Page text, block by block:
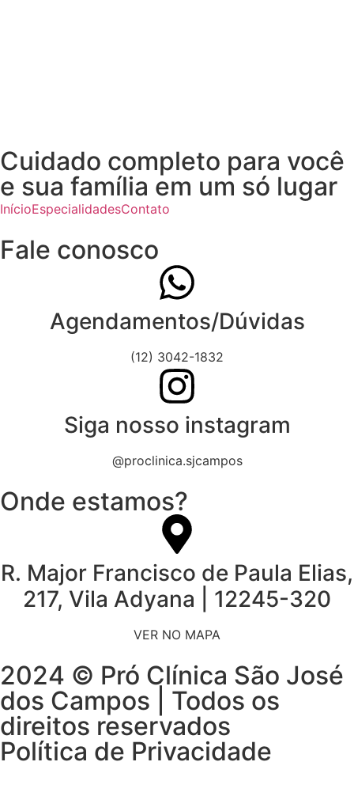
Cuidado completo para você
e sua família em um só lugar
InícioEspecialidadesContato
Fale conosco
Agendamentos/Dúvidas
(12) 3042-1832
Siga nosso instagram
@proclinica.sjcampos
Onde estamos?
R. Major Francisco de Paula Elias,
217, Vila Adyana | 12245-320
VER NO MAPA
2024 © Pró Clínica São José
dos Campos | Todos os
direitos reservados
Política de Privacidade